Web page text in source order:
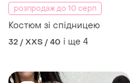
розпродаж до 10 серп
Костюм зі спідницею
32 / XXS / 40 і ще 4